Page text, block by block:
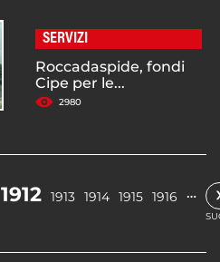
SERVIZI
Roccadaspide, fondi
Cipe per le...
2980
1912 1913 1914 1915 1916 …